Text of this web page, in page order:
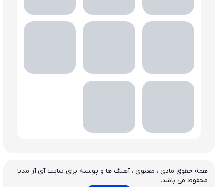
همه حقوق مادی ، معنوی ، آهنگ ها و پوسته برای سایت آی آر مدیا
محفوظ می باشد.